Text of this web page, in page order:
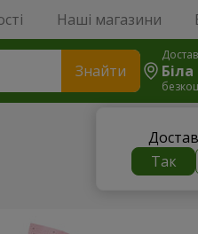
Наші магазини
Знайти Біла
Так